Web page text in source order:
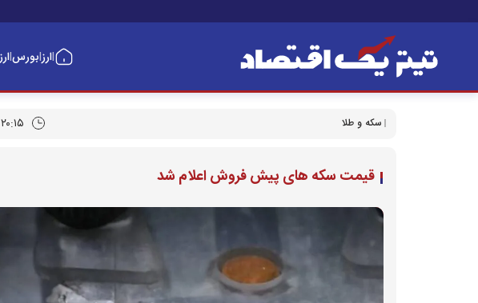
|ارز|بورس|
سکه و طلا ۲۰:۱۵
قیمت سکه های پیش فروش اعلام شد